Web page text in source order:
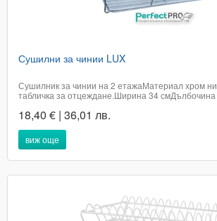
Сушилни за чинии LUX
Сушилник за чинии на 2 етажаМатериал хром
табличка за отцеждане.Ширина 34
на Еконт.Телефон за бърза поръчка
18,40 € | 36,01 лв.
виж още